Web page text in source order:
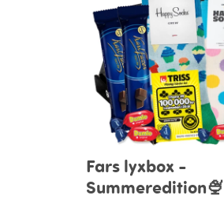
Fars lyxbox -
Summeredition🍨